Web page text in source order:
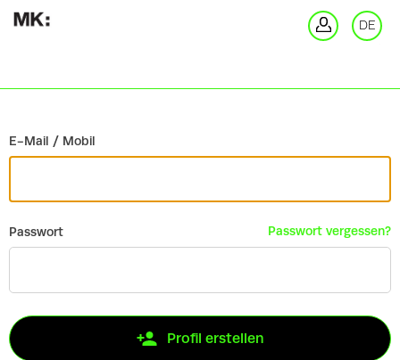
DE
E-Mail / Mobil
Passwort Passwort vergessen?
Profil erstellen